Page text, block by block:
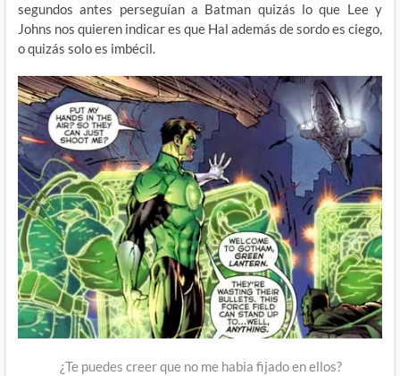
segundos antes perseguían a Batman quizás lo que Lee y
Johns nos quieren indicar es que Hal además de sordo es ciego,
o quizás solo es imbécil.
¿Te puedes creer que no me habia fijado en ellos?